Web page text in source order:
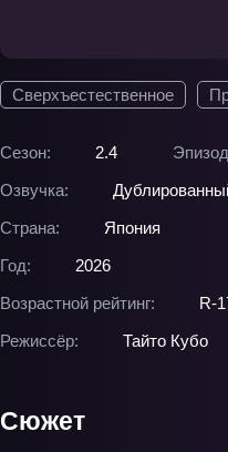
Сверхъестественное
Сезон: 2.4
Озвучка:
Страна:
Япония
Год:
2026
Возрастной рейтинг:
R-
Режиссёр:
Тайто Кубо
Сюжет